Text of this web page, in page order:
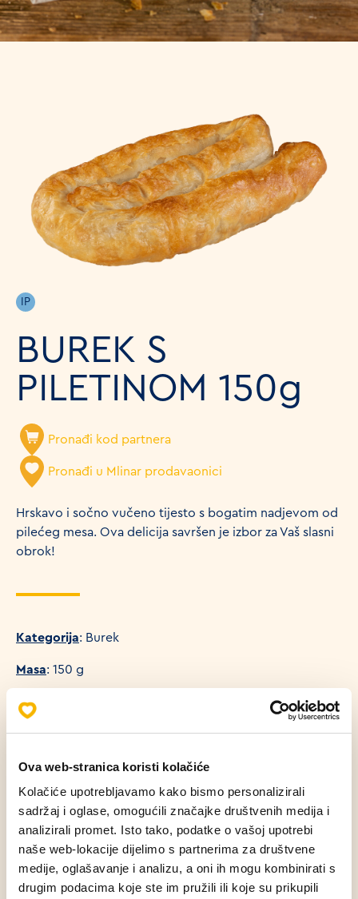
Ova web-stranica koristi kolačiće
Kolačiće upotrebljavamo kako bismo personalizirali
sadržaj i oglase, omogućili značajke društvenih medija i
analizirali promet. Isto tako, podatke o vašoj upotrebi
naše web-lokacije dijelimo s partnerima za društvene
medije, oglašavanje i analizu, a oni ih mogu kombinirati s
drugim podacima koje ste im pružili ili koje su prikupili
IP
BUREK S
PILETINOM 150g
Pronađi kod partnera
Pronađi u Mlinar prodavaonici
Hrskavo i sočno vučeno tijesto s bogatim nadjevom od
pilećeg mesa. Ova delicija savršen je izbor za Vaš slasni
obrok!
Kategorija: Burek
Masa: 150 g
Udio energije u proizvodu (100g)
Energetski sadržaj proizvoda (100g): 248 KCAL
Alergeni
Nutritivne vrijednosti (100g)